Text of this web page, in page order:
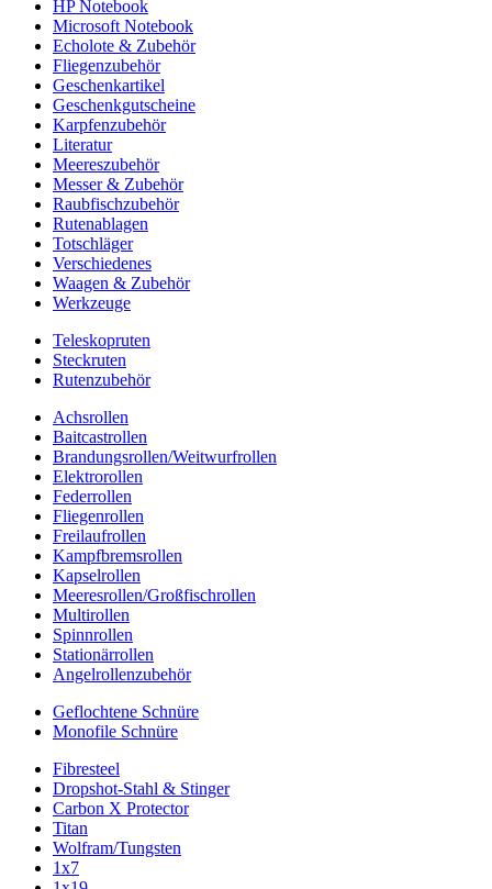
HP Notebook
Microsoft Notebook
Echolote & Zubehör
Fliegenzubehör
Geschenkartikel
Geschenkgutscheine
Karpfenzubehör
Literatur
Meereszubehör
Messer & Zubehör
Raubfischzubehör
Rutenablagen
Totschläger
Verschiedenes
Waagen & Zubehör
Werkzeuge
Teleskopruten
Steckruten
Rutenzubehör
Achsrollen
Baitcastrollen
Brandungsrollen/Weitwurfrollen
Elektrorollen
Federrollen
Fliegenrollen
Freilaufrollen
Kampfbremsrollen
Kapselrollen
Meeresrollen/Großfischrollen
Multirollen
Spinnrollen
Stationärrollen
Angelrollenzubehör
Geflochtene Schnüre
Monofile Schnüre
Fibresteel
Dropshot-Stahl & Stinger
Carbon X Protector
Titan
Wolfram/Tungsten
1x7